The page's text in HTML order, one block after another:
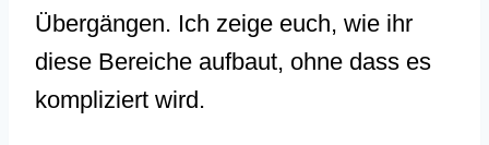
Übergängen. Ich zeige euch, wie ihr
diese Bereiche aufbaut, ohne dass es
kompliziert wird.